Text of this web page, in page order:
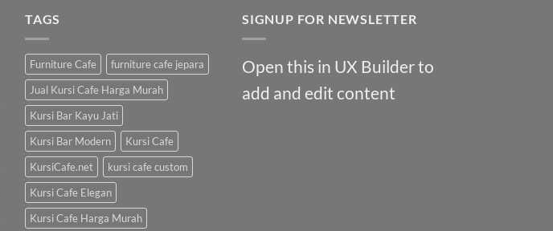
TAGS
Furniture Cafe
furniture cafe jepara
Jual Kursi Cafe Harga Murah
Kursi Bar Kayu Jati
Kursi Bar Modern
Kursi Cafe
KursiCafe.net
kursi cafe custom
Kursi Cafe Elegan
Kursi Cafe Harga Murah
SIGNUP FOR NEWSLETTER
Open this in UX Builder to
add and edit content